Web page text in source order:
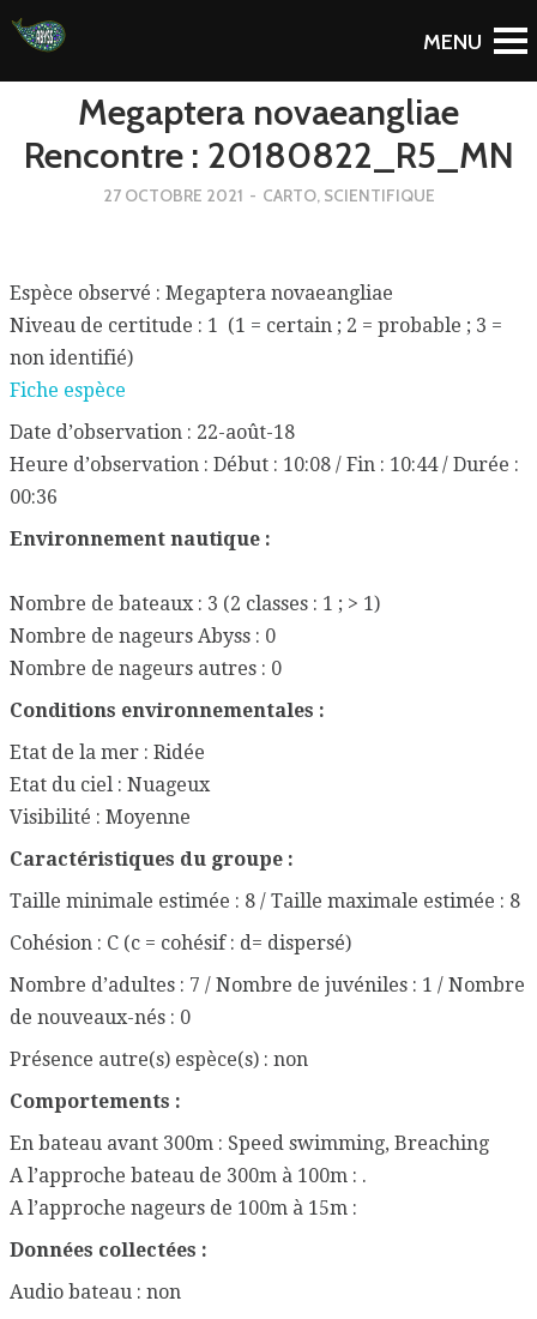
To Blog
Megaptera novaeangliae
Rencontre : 20180822_R5_MN
27 OCTOBRE 2021 - CARTO, SCIENTIFIQUE
Espèce observé : Megaptera novaeangliae
Niveau de certitude : 1 (1 = certain ; 2 = probable ; 3 =
non identifié)
Fiche espèce
Date d’observation : 22-août-18
Heure d’observation : Début : 10:08 / Fin : 10:44 / Durée :
00:36
Environnement nautique :
Nombre de bateaux : 3 (2 classes : 1 ; > 1)
Nombre de nageurs Abyss : 0
Nombre de nageurs autres : 0
Conditions environnementales :
Etat de la mer : Ridée
Etat du ciel : Nuageux
Visibilité : Moyenne
Caractéristiques du groupe :
Taille minimale estimée : 8 / Taille maximale estimée : 8
Cohésion : C (c = cohésif : d= dispersé)
Nombre d’adultes : 7 / Nombre de juvéniles : 1 / Nombre
de nouveaux-nés : 0
Présence autre(s) espèce(s) : non
Comportements :
En bateau avant 300m : Speed swimming, Breaching
A l’approche bateau de 300m à 100m : .
A l’approche nageurs de 100m à 15m :
Données collectées :
Audio bateau : non